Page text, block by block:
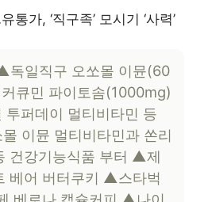
통가, ‘직구족’ 모시기 ‘사력’
독일직구 오쏘몰 이뮨(60
큐민 파이토솜(1000mg)
퍼데이 멀티비타민 등
이뮨 멀티비타민과 쏜리
건강기능식품 부터 ▲제
베어 버터쿠키 ▲스타벅